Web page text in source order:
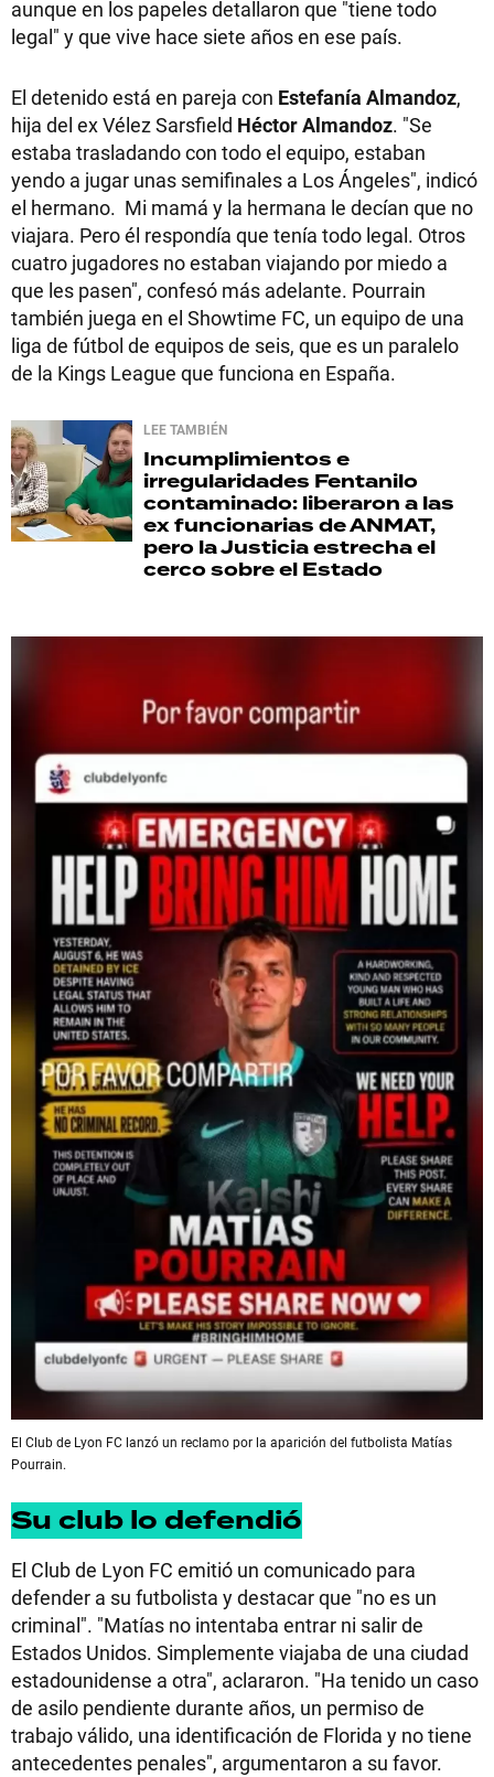
aunque en los papeles detallaron que "tiene todo
legal" y que vive hace siete años en ese país.
El detenido está en pareja con Estefanía Almandoz,
hija del ex Vélez Sarsfield Héctor Almandoz. "Se
estaba trasladando con todo el equipo, estaban
yendo a jugar unas semifinales a Los Ángeles", indicó
el hermano. Mi mamá y la hermana le decían que no
viajara. Pero él respondía que tenía todo legal. Otros
cuatro jugadores no estaban viajando por miedo a
que les pasen", confesó más adelante. Pourrain
también juega en el Showtime FC, un equipo de una
liga de fútbol de equipos de seis, que es un paralelo
de la Kings League que funciona en España.
LEE TAMBIÉN
Incumplimientos e
irregularidades Fentanilo
contaminado: liberaron a las
ex funcionarias de ANMAT,
pero la Justicia estrecha el
cerco sobre el Estado
El Club de Lyon FC lanzó un reclamo por la aparición del futbolista Matías
Pourrain.
Su club lo defendió
El Club de Lyon FC emitió un comunicado para
defender a su futbolista y destacar que "no es un
criminal". "Matías no intentaba entrar ni salir de
Estados Unidos. Simplemente viajaba de una ciudad
estadounidense a otra", aclararon. "Ha tenido un caso
de asilo pendiente durante años, un permiso de
trabajo válido, una identificación de Florida y no tiene
antecedentes penales", argumentaron a su favor.